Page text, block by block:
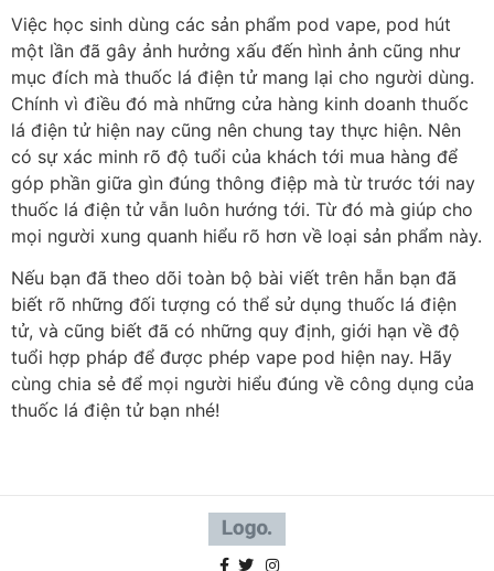
Việc học sinh dùng các sản phẩm pod vape, pod hút
một lần đã gây ảnh hưởng xấu đến hình ảnh cũng như
mục đích mà thuốc lá điện tử mang lại cho người dùng.
Chính vì điều đó mà những cửa hàng kinh doanh thuốc
lá điện tử hiện nay cũng nên chung tay thực hiện. Nên
có sự xác minh rõ độ tuổi của khách tới mua hàng để
góp phần giữa gìn đúng thông điệp mà từ trước tới nay
thuốc lá điện tử vẫn luôn hướng tới. Từ đó mà giúp cho
mọi người xung quanh hiểu rõ hơn về loại sản phẩm này.
Nếu bạn đã theo dõi toàn bộ bài viết trên hẵn bạn đã
biết rõ những đối tượng có thể sử dụng thuốc lá điện
tử, và cũng biết đã có những quy định, giới hạn về độ
tuổi hợp pháp để được phép vape pod hiện nay. Hãy
cùng chia sẻ để mọi người hiểu đúng về công dụng của
thuốc lá điện tử bạn nhé!